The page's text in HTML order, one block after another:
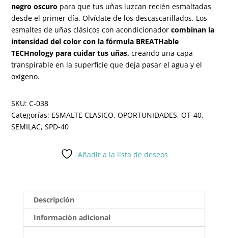
negro oscuro para que tus uñas luzcan recién esmaltadas
desde el primer día. Olvídate de los descascarillados. Los
esmaltes de uñas clásicos con acondicionadorcombinan la
intensidad del color con la fórmula BREATHable
TECHnology para cuidar tus uñas, creando una capa
transpirable en la superficie que deja pasar el agua y el
oxígeno.
SKU:C-038
Categorías: ESMALTE CLASICO,OPORTUNIDADES,OT-40,
SEMILAC,SPD-40
Añadir a la lista de deseos
Descripción
Información adicional